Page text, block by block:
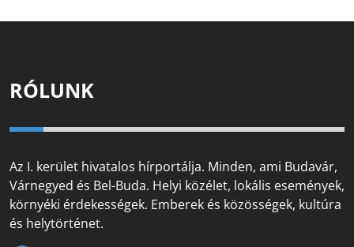
RÓLUNK
Az I. kerület hivatalos hírportálja. Minden, ami Budavár,
Várnegyed és Bel-Buda. Helyi közélet, lokális események,
környéki érdekességek. Emberek és közösségek, kultúra
és helytörténet.